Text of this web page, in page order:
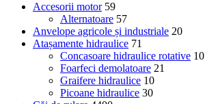
Accesorii motor 59
Alternatoare 57
Anvelope agricole și industriale 20
Atașamente hidraulice 71
Concasoare hidraulice rotative 10
Foarfeci demolatoare 21
Graifere hidraulice 10
Picoane hidraulice 30